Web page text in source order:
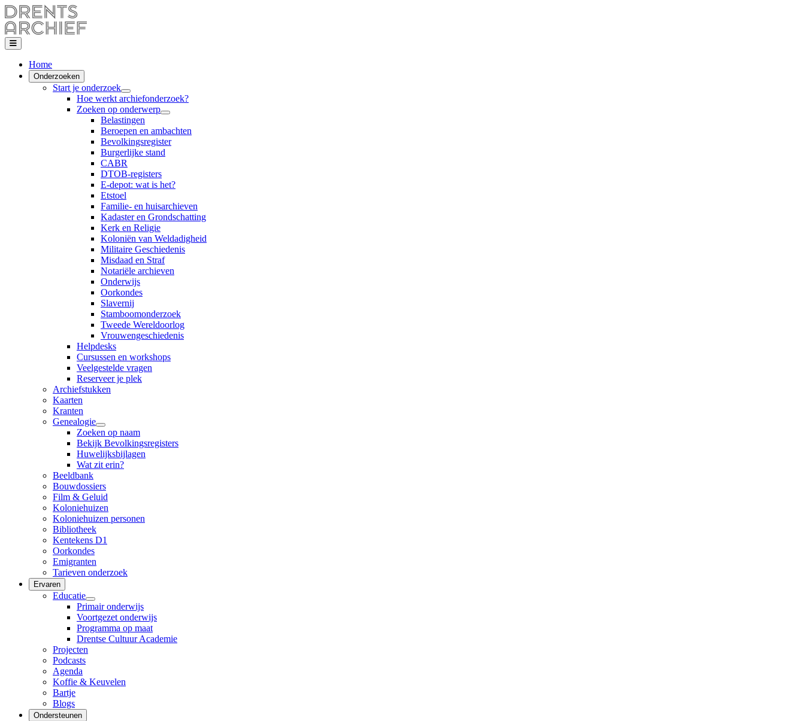
Home
Onderzoeken
Start je onderzoek
Hoe werkt archiefonderzoek?
Zoeken op onderwerp
Belastingen
Beroepen en ambachten
Bevolkingsregister
Burgerlijke stand
CABR
DTOB-registers
E-depot: wat is het?
Etstoel
Familie- en huisarchieven
Kadaster en Grondschatting
Kerk en Religie
Koloniën van Weldadigheid
Militaire Geschiedenis
Misdaad en Straf
Notariële archieven
Onderwijs
Oorkondes
Slavernij
Stamboomonderzoek
Tweede Wereldoorlog
Vrouwengeschiedenis
Helpdesks
Cursussen en workshops
Veelgestelde vragen
Reserveer je plek
Archiefstukken
Kaarten
Kranten
Genealogie
Zoeken op naam
Bekijk Bevolkingsregisters
Huwelijksbijlagen
Wat zit erin?
Beeldbank
Bouwdossiers
Film & Geluid
Koloniehuizen
Koloniehuizen personen
Bibliotheek
Kentekens D1
Oorkondes
Emigranten
Tarieven onderzoek
Ervaren
Educatie
Primair onderwijs
Voortgezet onderwijs
Programma op maat
Drentse Cultuur Academie
Projecten
Podcasts
Agenda
Koffie & Keuvelen
Bartje
Blogs
Ondersteunen